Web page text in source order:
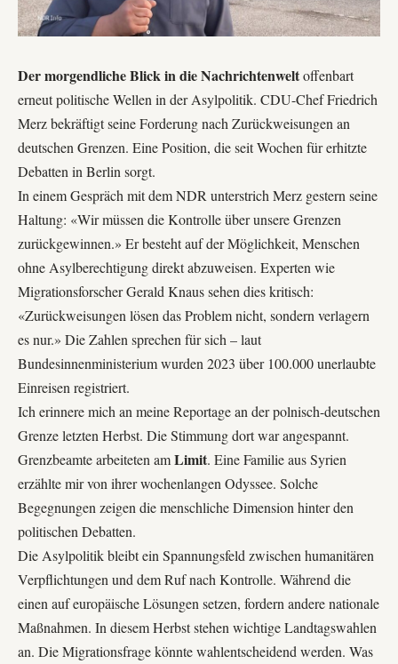
Der morgendliche Blick in die Nachrichtenweltoffenbart
erneut politische Wellen in der Asylpolitik. CDU-Chef Friedrich
Merz bekräftigt seine Forderung nach Zurückweisungen an
deutschen Grenzen. Eine Position, die seit Wochen für erhitzte
Debatten in Berlin sorgt.
In einem Gespräch mit demNDR unterstrich Merz gestern seine
Haltung: «Wir müssen die Kontrolle über unsere Grenzen
zurückgewinnen.» Er besteht auf der Möglichkeit, Menschen
ohne Asylberechtigung direkt abzuweisen. Experten wie
Migrationsforscher Gerald Knaus sehen dies kritisch:
«Zurückweisungen lösen das Problem nicht, sondern verlagern
es nur.» Die Zahlen sprechen für sich – laut
Bundesinnenministeriumwurden 2023 über 100.000 unerlaubte
Einreisen registriert.
Ich erinnere mich an meine Reportage an der polnisch-deutschen
Grenze letzten Herbst. Die Stimmung dort war angespannt.
Grenzbeamte arbeiteten amLimit. Eine Familie aus Syrien
erzählte mir von ihrer wochenlangen Odyssee. Solche
Begegnungen zeigen die menschliche Dimension hinter den
politischen Debatten.
Die Asylpolitik bleibt ein Spannungsfeld zwischen humanitären
Verpflichtungen und dem Ruf nach Kontrolle. Während die
einen auf europäische Lösungen setzen, fordern andere nationale
Maßnahmen. In diesem Herbst stehen wichtige Landtagswahlen
an. Die Migrationsfrage könnte wahlentscheidend werden. Was